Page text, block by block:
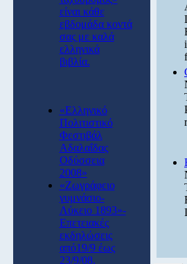
είναι κάθε
εβδομάδα κοντά
σας με καλά
ελληνικά
βιβλία.
«Ελληνικό
Πολιτιστικό
Φεστιβάλ
Αδαλαΐδας
Οδύσσεια
2008»
«Ζωγράφειο
γυμνάσιο-
Λύκειο 1893»-
Επετειακές
εκδηλώσεις
από19/9 έως
23/9/08.